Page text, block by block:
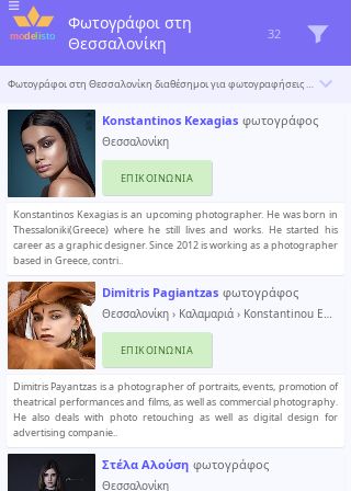
Φωτογράφοι στη
Θεσσαλονίκη
32
Φωτογράφοι στη Θεσσαλονίκη διαθέσημοι για φωτογραφήσεις μόδας και διαφημίσεων. Το Modelisto δημιουργεί έναν κατάλογο με τους «σπουδαιότερους επαγγελματίες του κόσμου». Για να συμπεριληφθείτε
Konstantinos Kexagias φωτογράφος
Θεσσαλονίκη
ΕΠΙΚΟΙΝΩΝΊΑ
​Konstantinos Kexagias is an upcoming photographer. He was born in
Thessaloniki(Greece) where he still lives and works. He started his
career as a graphic designer. Since 2012 is working as a photographer
based in Greece, contri..
Dimitris Pagiantzas φωτογράφος
Θεσσαλονίκη › Καλαμαριά › Konstantinou Egiptiadi 10
ΕΠΙΚΟΙΝΩΝΊΑ
Dimitris Payantzas is a photographer of portraits, events, promotion of
theatrical performances and films, as well as commercial photography.
He also deals with photo retouching as well as digital design for
advertising companie..
Στέλα Αλούση φωτογράφος
Θεσσαλονίκη